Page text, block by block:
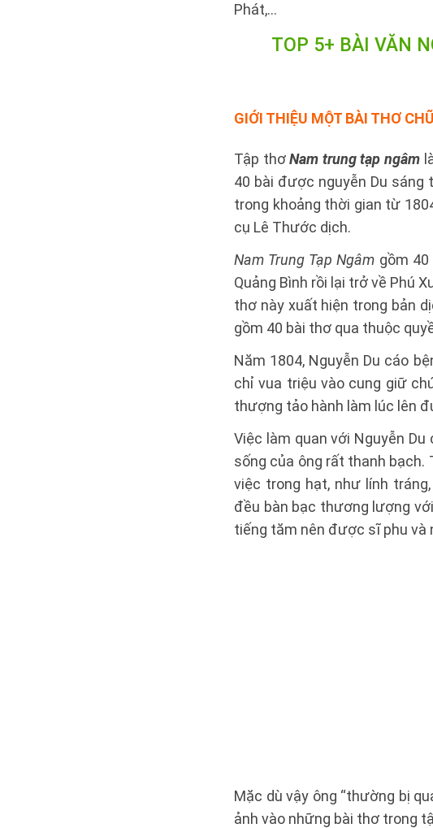
Phát,...
TOP 5+ BÀI VĂN
GIỚI THIỆU MỘT BÀI THƠ
Tập thơNam trung tạp ngâm
40 bài được nguyễn Du sáng
trong khoảng thời gian từ
cụ Lê Thước dịch.
Nam Trung Tạp Ngâm gồm
Quảng Bình rồi lại trở về Phú
thơ này xuất hiện trong bản
gồm 40 bài thơ qua thuộc
Năm 1804, Nguyễn Du cáo
chỉ vua triệu vào cung giữ
thượng tảo hành làm lúc lên
Việc làm quan với Nguyễn
sống của ông rất thanh bạch.
việc trong hạt, như lính
đều bàn bạc thương lượng
tiếng tăm nên được sĩ phu và
Mặc dù vậy ông “thường bị
ảnh vào những bài thơ trong